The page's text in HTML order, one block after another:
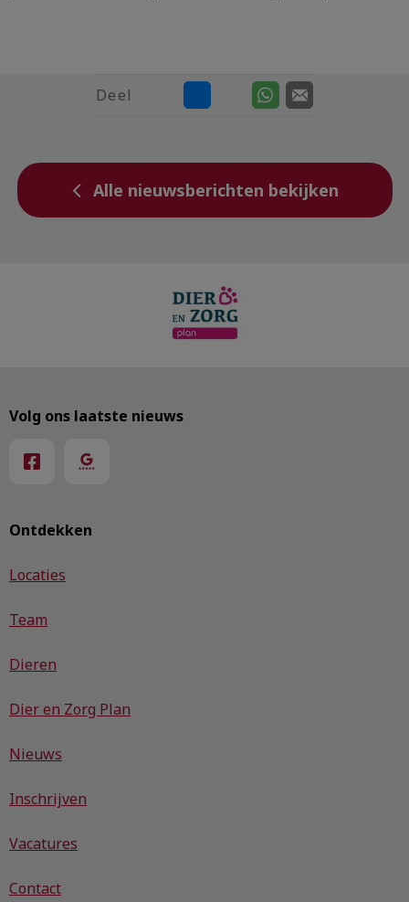
Deel
Alle nieuwsberichten bekijken
Ontdekken
Locaties
Team
Dieren
Dier en Zorg Plan
Nieuws
Inschrijven
Vacatures
Contact
Volg ons laatste nieuws